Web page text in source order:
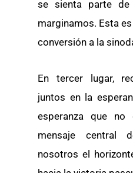
se sienta parte
marginamos. Esta
conversión a la
En tercer lugar,
juntos en la
esperanza que no
mensaje central
nosotros el